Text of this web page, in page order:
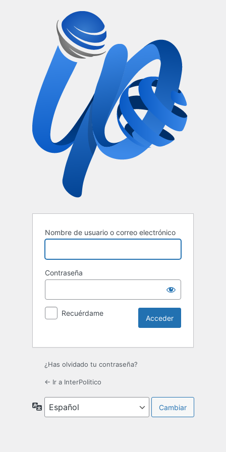
Nombre de usuario o correo electrónico
Contraseña
Recuérdame
¿Has olvidado tu contraseña?
← Ir a InterPolitico
Idioma